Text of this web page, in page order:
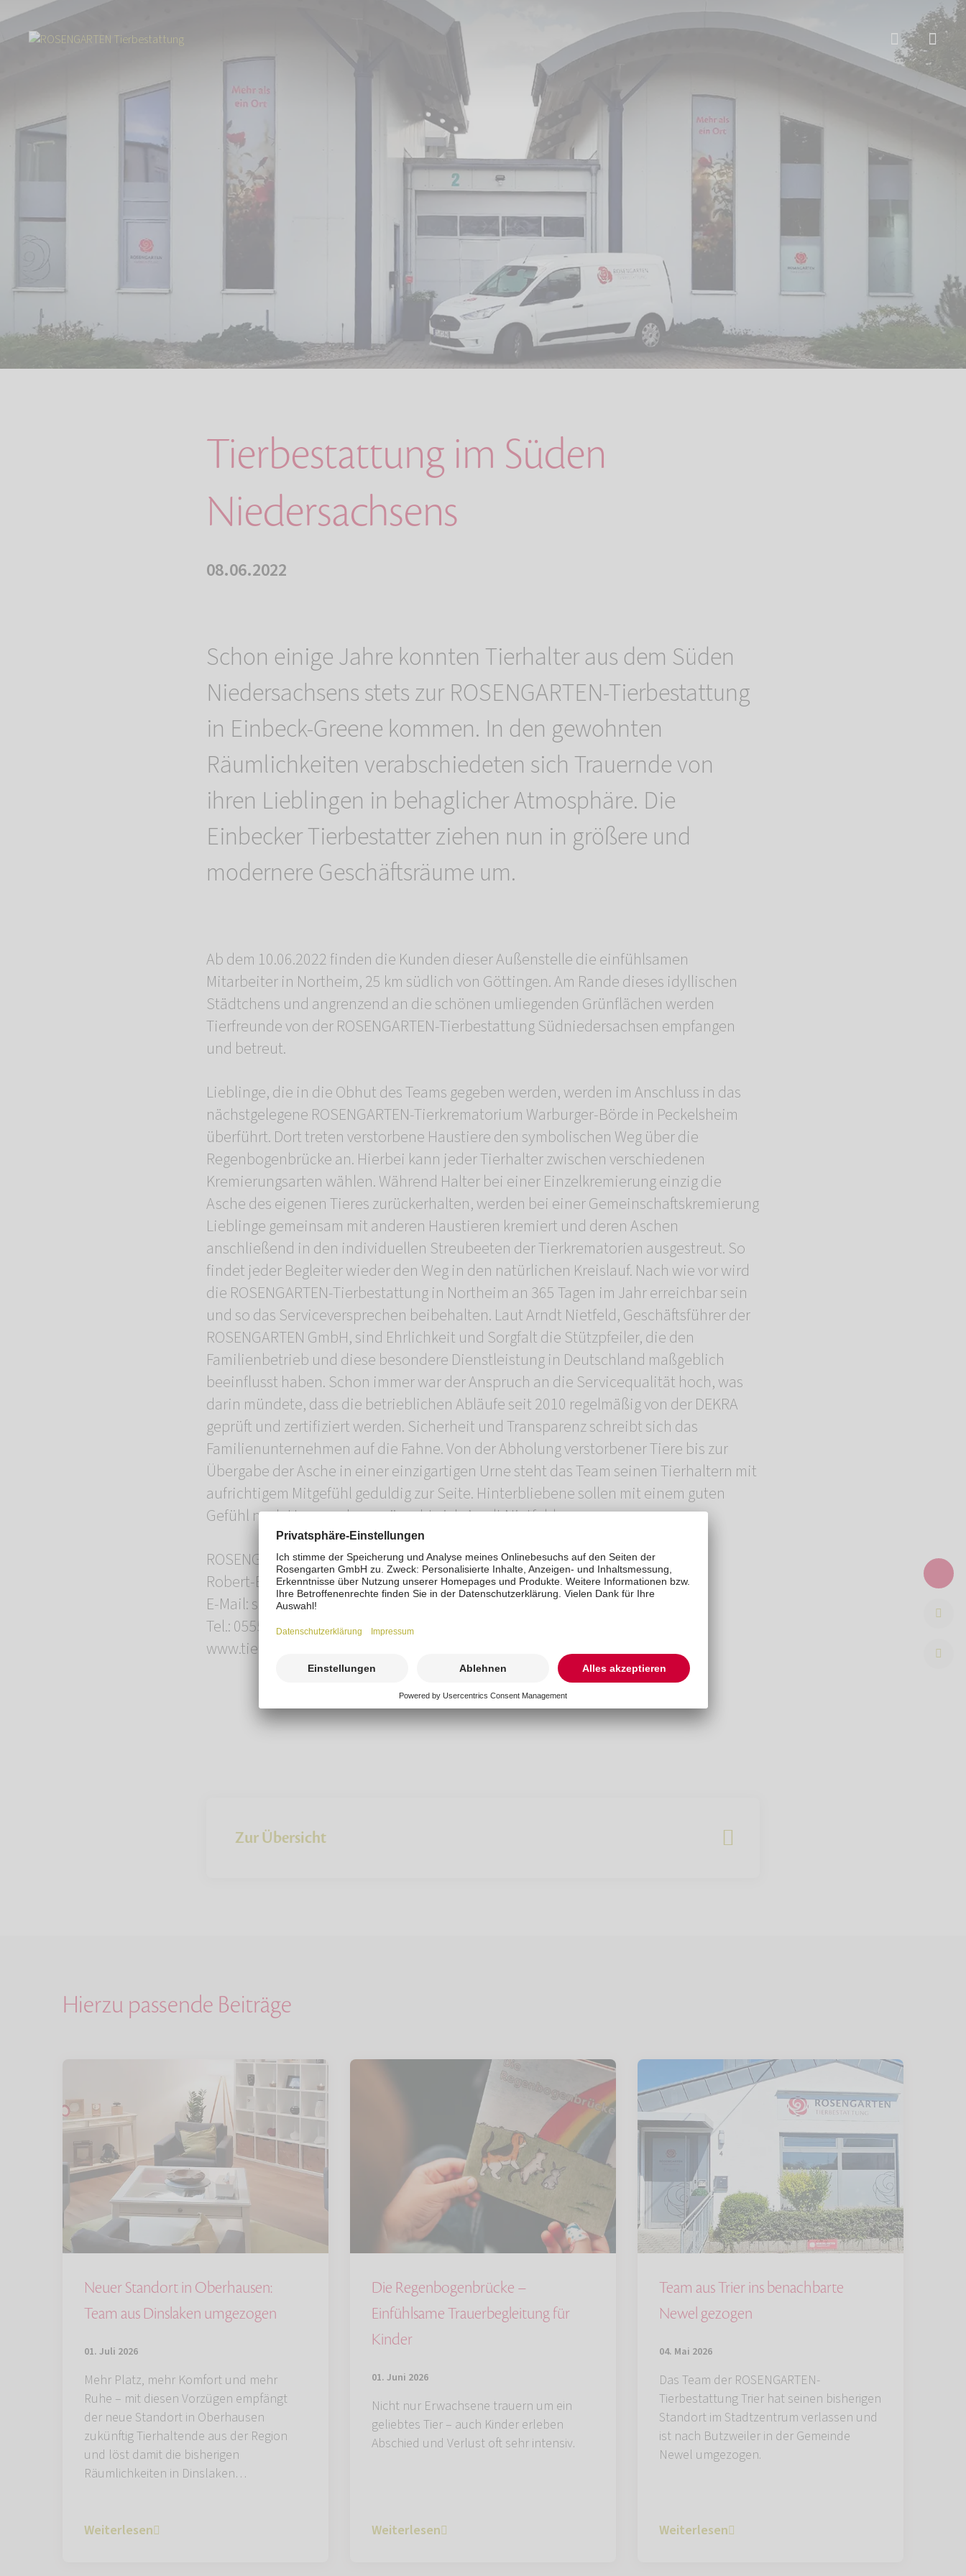
Aktuelles Tierbestattung im Süden Niedersachsens
Tierbestattung im Süden
Niedersachsens
08.06.2022
Schon einige Jahre konnten Tierhalter aus dem Süden
Niedersachsens stets zur ROSENGARTEN-Tierbestattung
in Einbeck-Greene kommen. In den gewohnten
Räumlichkeiten verabschiedeten sich Trauernde von
ihren Lieblingen in behaglicher Atmosphäre. Die
Einbecker Tierbestatter ziehen nun in größere und
modernere Geschäftsräume um.
Ab dem 10.06.2022 finden die Kunden dieser Außenstelle die einfühlsamen
Mitarbeiter in Northeim, 25 km südlich von Göttingen. Am Rande dieses idyllischen
Städtchens und angrenzend an die schönen umliegenden Grünflächen werden
Tierfreunde von der ROSENGARTEN-Tierbestattung Südniedersachsen empfangen
und betreut.
Lieblinge, die in die Obhut des Teams gegeben werden, werden im Anschluss in das
nächstgelegene ROSENGARTEN-Tierkrematorium Warburger-Börde in Peckelsheim
überführt. Dort treten verstorbene Haustiere den symbolischen Weg über die
Regenbogenbrücke an. Hierbei kann jeder Tierhalter zwischen verschiedenen
Kremierungsarten wählen. Während Halter bei einer Einzelkremierung einzig die
Asche des eigenen Tieres zurückerhalten, werden bei einer Gemeinschaftskremierung
Lieblinge gemeinsam mit anderen Haustieren kremiert und deren Aschen
anschließend in den individuellen Streubeeten der Tierkrematorien ausgestreut. So
findet jeder Begleiter wieder den Weg in den natürlichen Kreislauf. Nach wie vor wird
die ROSENGARTEN-Tierbestattung in Northeim an 365 Tagen im Jahr erreichbar sein
und so das Serviceversprechen beibehalten. Laut Arndt Nietfeld, Geschäftsführer der
ROSENGARTEN GmbH, sind Ehrlichkeit und Sorgfalt die Stützpfeiler, die den
Familienbetrieb und diese besondere Dienstleistung in Deutschland maßgeblich
beeinflusst haben. Schon immer war der Anspruch an die Servicequalität hoch, was
darin mündete, dass die betrieblichen Abläufe seit 2010 regelmäßig von der DEKRA
geprüft und zertifiziert werden. Sicherheit und Transparenz schreibt sich das
Familienunternehmen auf die Fahne. Von der Abholung verstorbener Tiere bis zur
Übergabe der Asche in einer einzigartigen Urne steht das Team seinen Tierhaltern mit
aufrichtigem Mitgefühl geduldig zur Seite. Hinterbliebene sollen mit einem guten
Gefühl nach Hause gehen, wünscht sich Arndt Nietfeld.
ROSENGARTEN-Tierbestattung Südniedersachsen
Robert-Bosch-Str. 22, 37154 Northeim
E-Mail: suedniedersachsen@mein-rosengarten.de
Tel.: 05551 919 48 42
www.tierbestattung-suedniedersachsen.de
Zur Übersicht
Hierzu passende Beiträge
Neuer Standort in Oberhausen:
Team aus Dinslaken umgezogen
01. Juli 2026
Mehr Platz, mehr Komfort und mehr
Ruhe – mit diesen Vorzügen empfängt
der neue Standort in Oberhausen
zukünftig Tierhaltende aus der Region
und löst damit die bisherigen
Räumlichkeiten in Dinslaken…
Weiterlesen
Die Regenbogenbrücke –
Einfühlsame Trauerbegleitung für
Kinder
01. Juni 2026
Nicht nur Erwachsene trauern um ein
geliebtes Tier – auch Kinder erleben
Abschied und Verlust oft sehr intensiv.
Weiterlesen
Team aus Trier ins benachbarte
Newel gezogen
04. Mai 2026
Das Team der ROSENGARTEN-
Tierbestattung Trier hat seinen bisherigen
Standort im Stadtzentrum verlassen und
ist nach Butzweiler in der Gemeinde
Newel umgezogen.
Weiterlesen